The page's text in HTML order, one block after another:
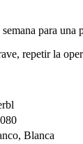
para una
repetir la
Blanca